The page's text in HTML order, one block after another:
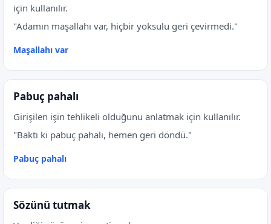
için kullanılır.
"Adamın maşallahı var, hiçbir yoksulu geri çevirmedi."
Maşallahı var
Pabuç pahalı
Girişilen işin tehlikeli olduğunu anlatmak için kullanılır.
"Baktı ki pabuç pahalı, hemen geri döndü."
Pabuç pahalı
Sözünü tutmak